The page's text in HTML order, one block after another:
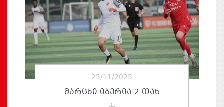
25/11/2025
ᲛᲐᲠᲪᲮᲘ ᲘᲑᲔᲠᲘᲐ 2-ᲗᲐᲜ